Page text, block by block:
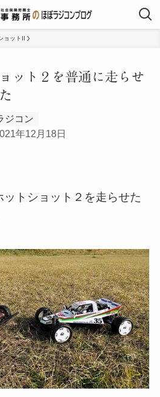
ョットII
ット２を普通に走らせ
ジコン
年12月18日
トショット２を走らせた